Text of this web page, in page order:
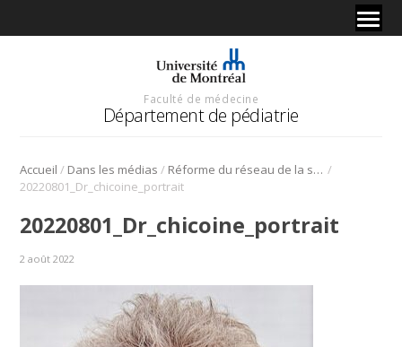
Faculté de médecine
Département de pédiatrie
Accueil / Dans les médias / Réforme du réseau de la santé: discussion avec Jean-François Chicoine /
20220801_Dr_chicoine_portrait
20220801_Dr_chicoine_portrait
2 août 2022